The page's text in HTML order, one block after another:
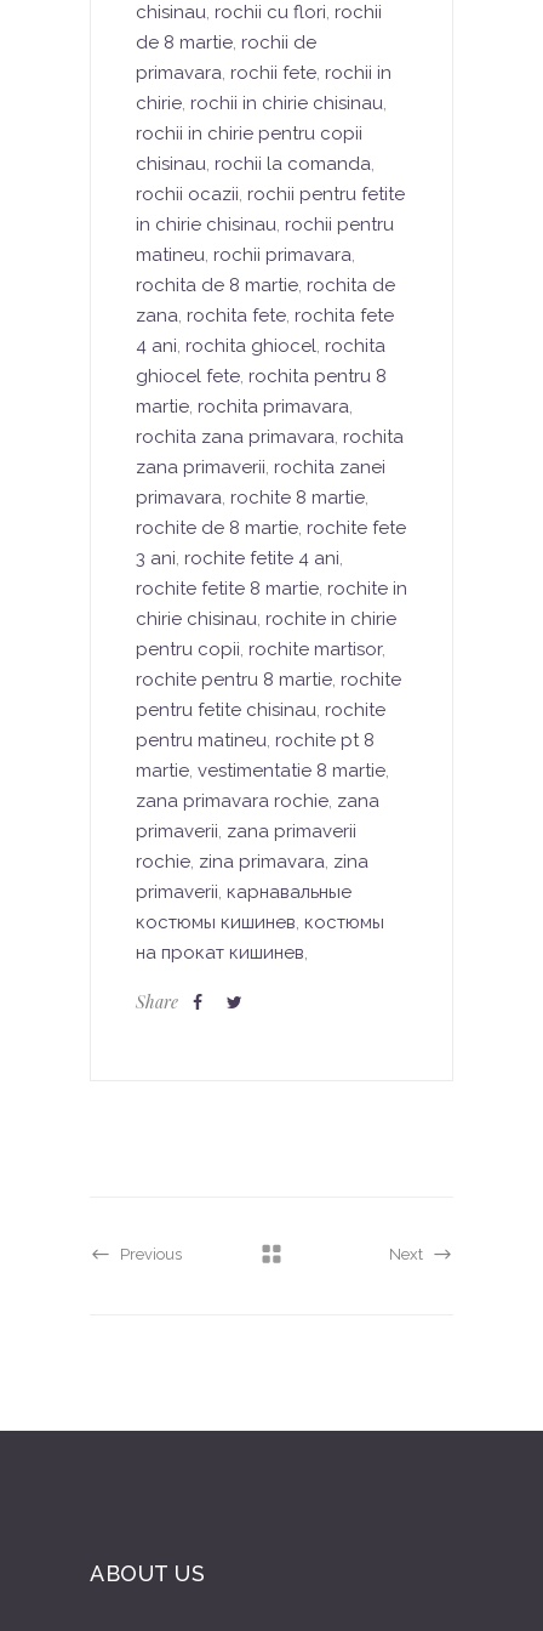
chisinau, rochii cu flori, rochii
de 8 martie, rochii de
primavara, rochii fete, rochii in
chirie, rochii in chirie chisinau,
rochii in chirie pentru copii
chisinau, rochii la comanda,
rochii ocazii, rochii pentru fetite
in chirie chisinau, rochii pentru
matineu, rochii primavara,
rochita de 8 martie, rochita de
zana, rochita fete, rochita fete
4 ani, rochita ghiocel, rochita
ghiocel fete, rochita pentru 8
martie, rochita primavara,
rochita zana primavara, rochita
zana primaverii, rochita zanei
primavara, rochite 8 martie,
rochite de 8 martie, rochite fete
3 ani, rochite fetite 4 ani,
rochite fetite 8 martie, rochite in
chirie chisinau, rochite in chirie
pentru copii, rochite martisor,
rochite pentru 8 martie, rochite
pentru fetite chisinau, rochite
pentru matineu, rochite pt 8
martie, vestimentatie 8 martie,
zana primavara rochie, zana
primaverii, zana primaverii
rochie, zina primavara, zina
primaverii, карнавальные
костюмы кишинев, костюмы
на прокат кишинев,
Share
Previous Next
ABOUT US